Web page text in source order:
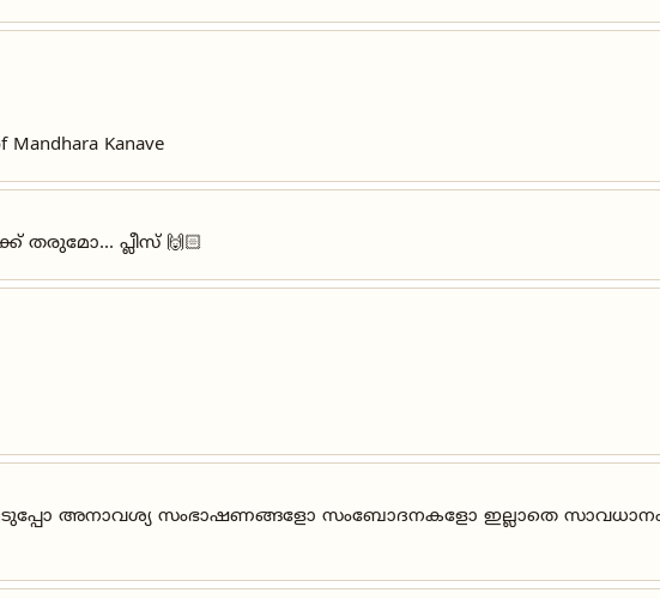
Mandhara Kanave
തരുമോ... പ്ലീസ് 🙌🏻
അനാവശ്യ സംഭാഷണങ്ങളോ സംബോദനകളോ ഇല്ലാതെ സാവധാനം